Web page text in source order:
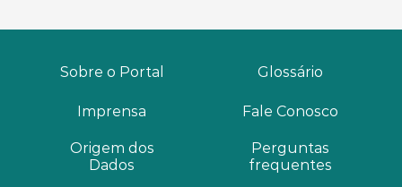
Sobre o Portal Glossário
Imprensa Fale Conosco
Origem dos
Dados
Perguntas
frequentes